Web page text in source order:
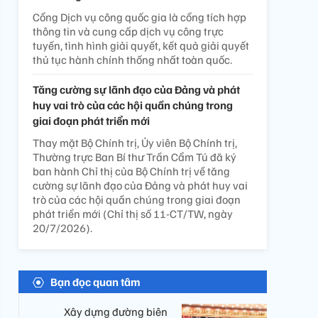
Cổng Dịch vụ công quốc gia là cổng tích hợp
thông tin và cung cấp dịch vụ công trực
tuyến, tình hình giải quyết, kết quả giải quyết
thủ tục hành chính thống nhất toàn quốc.
Tăng cường sự lãnh đạo của Đảng và phát
huy vai trò của các hội quần chúng trong
giai đoạn phát triển mới
Thay mặt Bộ Chính trị, Ủy viên Bộ Chính trị,
Thường trực Ban Bí thư Trần Cẩm Tú đã ký
ban hành Chỉ thị của Bộ Chính trị về tăng
cường sự lãnh đạo của Đảng và phát huy vai
trò của các hội quần chúng trong giai đoạn
phát triển mới (Chỉ thị số 11-CT/TW, ngày
20/7/2026).
Bạn đọc quan tâm
​ Xây dựng đường biên